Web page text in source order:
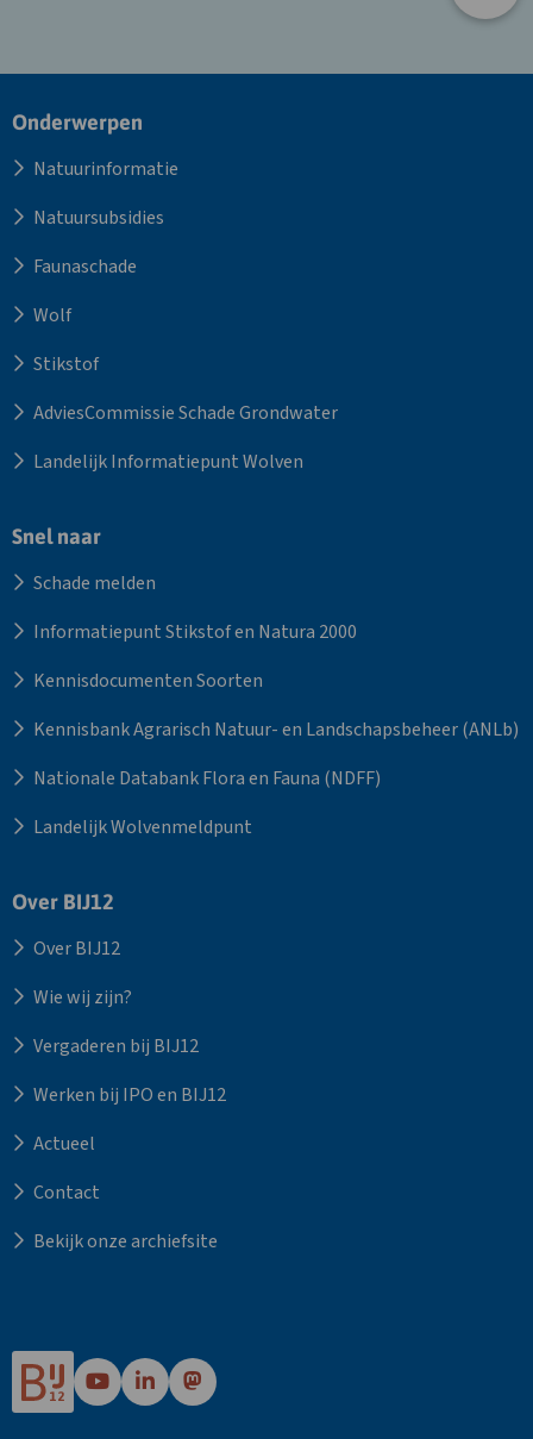
Site
Onderwerpen
Natuurinformatie
Natuursubsidies
Faunaschade
Wolf
Stikstof
AdviesCommissie Schade Grondwater
Landelijk Informatiepunt Wolven
Snel naar
Schade melden
Informatiepunt Stikstof en Natura 2000
Kennisdocumenten Soorten
Kennisbank Agrarisch Natuur- en Landschapsbeheer (ANLb)
Nationale Databank Flora en Fauna (NDFF)
Landelijk Wolvenmeldpunt
Over BIJ12
Over BIJ12
Wie wij zijn?
Vergaderen bij BIJ12
Werken bij IPO en BIJ12
Actueel
Contact
Bekijk onze archiefsite
Ga
naar
Ga
naar
Ga
naar